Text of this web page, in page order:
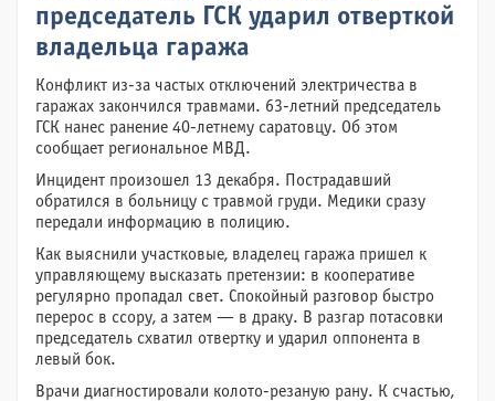
председатель ГСК ударил отверткой
владельца гаража
Конфликт из-за частых отключений электричества в
гаражах закончился травмами. 63-летний председатель
ГСК нанес ранение 40-летнему саратовцу. Об этом
сообщает региональное МВД.
Инцидент произошел 13 декабря. Пострадавший
обратился в больницу с травмой груди. Медики сразу
передали информацию в полицию.
Как выяснили участковые, владелец гаража пришел к
управляющему высказать претензии: в кооперативе
регулярно пропадал свет. Спокойный разговор быстро
перерос в ссору, а затем — в драку. В разгар потасовки
председатель схватил отвертку и ударил оппонента в
левый бок.
Врачи диагностировали колото-резаную рану. К счастью,